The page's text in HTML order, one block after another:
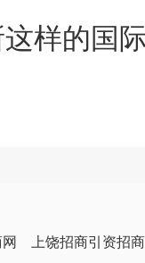
样的国
上饶招商引资招